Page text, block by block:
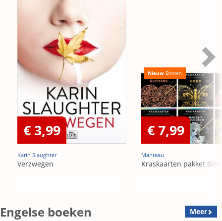
€ 3,99
Karin Slaughter
Verzwegen
Nieuw Binnen
€ 7,99
Manteau
Kraskaarten pakket 6in1
Engelse boeken Meer